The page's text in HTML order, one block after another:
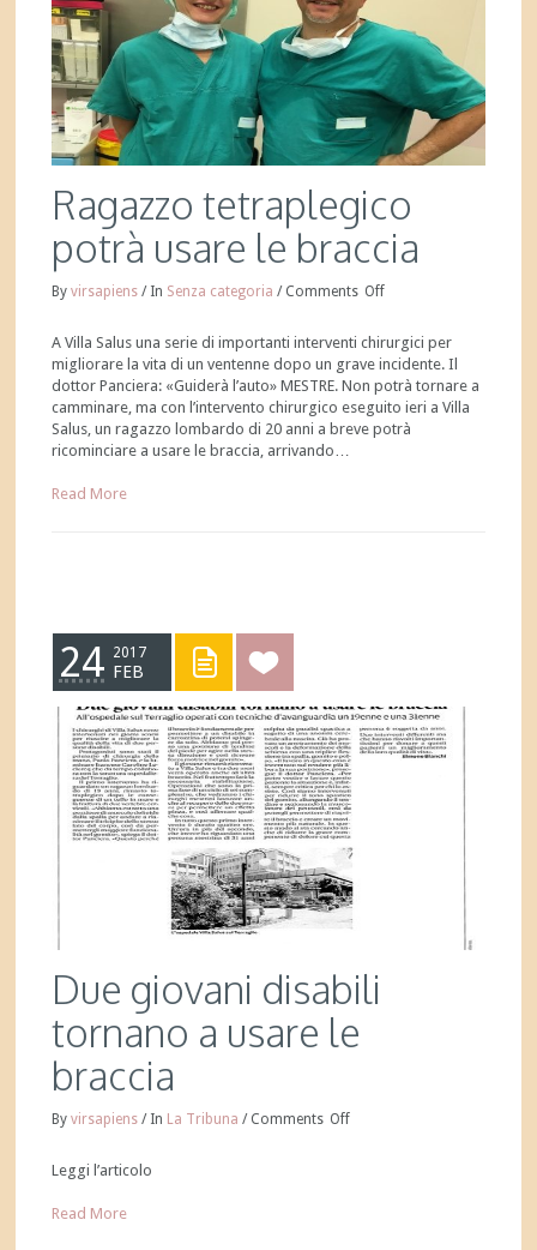
Ragazzo tetraplegico
potrà usare le braccia
Byvirsapiens / In Senza categoria / Comments Off
A Villa Salus una serie di importanti interventi chirurgici per
migliorare la vita di un ventenne dopo un grave incidente. Il
dottor Panciera: «Guiderà l’auto» MESTRE. Non potrà tornare a
camminare, ma con l’intervento chirurgico eseguito ieri a Villa
Salus, un ragazzo lombardo di 20 anni a breve potrà
ricominciare a usare le braccia, arrivando…
Read More
24 2017
FEB
Due giovani disabili
tornano a usare le
braccia
Byvirsapiens / In La Tribuna / Comments Off
Leggi l’articolo
Read More